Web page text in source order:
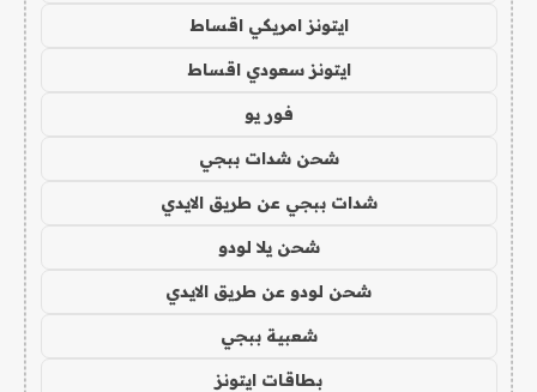
ايتونز امريكي اقساط
ايتونز سعودي اقساط
فور يو
شحن شدات ببجي
شدات ببجي عن طريق الايدي
شحن يلا لودو
شحن لودو عن طريق الايدي
شعبية ببجي
بطاقات ايتونز